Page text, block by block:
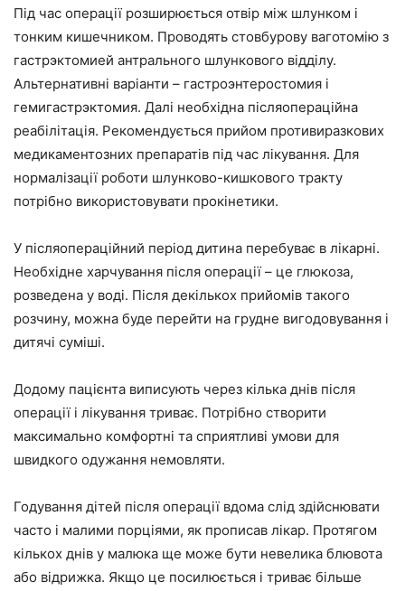
Під час операції розширюється отвір між шлунком і
тонким кишечником. Проводять стовбурову ваготомію з
гастрэктомией антрального шлункового відділу.
Альтернативні варіанти – гастроэнтеростомия і
гемигастрэктомия. Далі необхідна післяопераційна
реабілітація. Рекомендується прийом противиразкових
медикаментозних препаратів під час лікування. Для
нормалізації роботи шлунково-кишкового тракту
потрібно використовувати прокінетики.
У післяопераційний період дитина перебуває в лікарні.
Необхідне харчування після операції – це глюкоза,
розведена у воді. Після декількох прийомів такого
розчину, можна буде перейти на грудне вигодовування і
дитячі суміші.
Додому пацієнта виписують через кілька днів після
операції і лікування триває. Потрібно створити
максимально комфортні та сприятливі умови для
швидкого одужання немовляти.
Годування дітей після операції вдома слід здійснювати
часто і малими порціями, як прописав лікар. Протягом
кількох днів у малюка ще може бути невелика блювота
або відрижка. Якщо це посилюється і триває більше